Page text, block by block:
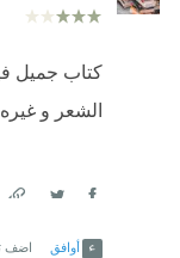
كتاب جميل
الشعر و
أوافق اضف